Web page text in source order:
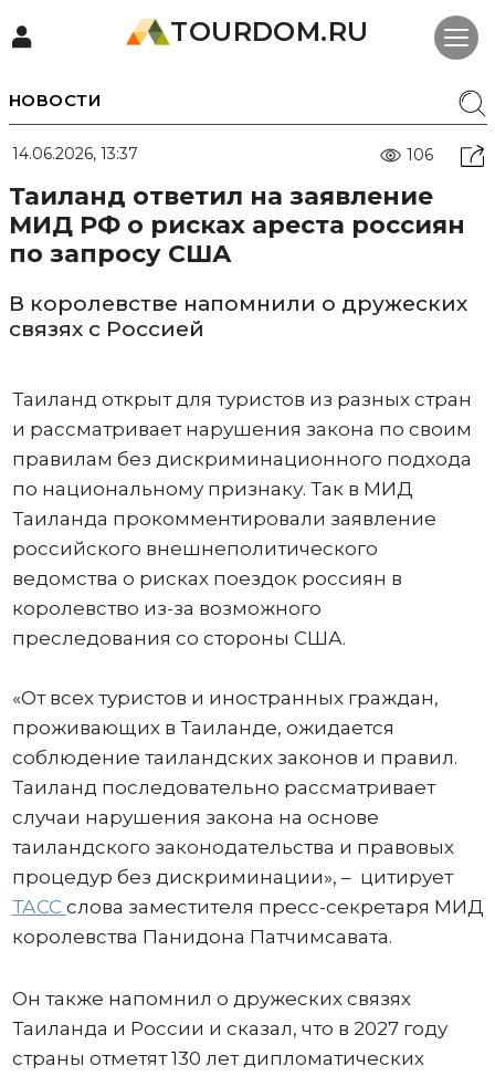
TOURDOM.RU
НОВОСТИ
14.06.2026, 13:37 106
Таиланд ответил на заявление
МИД РФ о рисках ареста россиян
по запросу США
В королевстве напомнили о дружеских
связях с Россией
Таиланд открыт для туристов из разных стран
и рассматривает нарушения закона по своим
правилам без дискриминационного подхода
по национальному признаку. Так в МИД
Таиланда прокомментировали заявление
российского внешнеполитического
ведомства о рисках поездок россиян в
королевство из-за возможного
преследования со стороны США.
«От всех туристов и иностранных граждан,
проживающих в Таиланде, ожидается
соблюдение таиландских законов и правил.
Таиланд последовательно рассматривает
случаи нарушения закона на основе
таиландского законодательства и правовых
процедур без дискриминации», – цитирует
ТАСС слова заместителя пресс-секретаря МИД
королевства Панидона Патчимсавата.
Он также напомнил о дружеских связях
Таиланда и России и сказал, что в 2027 году
страны отметят 130 лет дипломатических